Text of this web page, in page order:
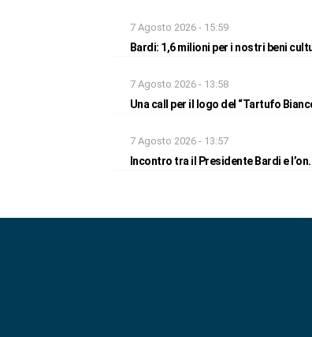
7 Agosto 2026 - 15:59
Bardi: 1,6 milioni per i nostri beni
7 Agosto 2026 - 13:58
Una call per il logo del “Tartufo
7 Agosto 2026 - 13:57
Incontro tra il Presidente Bardi e